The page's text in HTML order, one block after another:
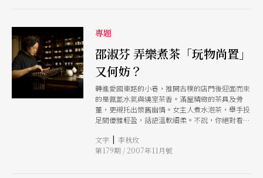
專題
邵淑芬 弄樂煮茶「玩物尚置」
又何妨？
轉進愛國東路的小巷，推開古樸的店門後迎面而來
的是氤氳水氣與繞室茶香。滿屋精緻的茶具及骨
董，更襯托出懷舊幽情。女主人煮水泡茶，舉手投
足間優雅輕盈，話語溫軟細柔。不說，你絕對看不
收音的女主人，正是樂團中最大聲量的製造者現任
國家國樂團打擊樂手的邵淑芬。
文字 | 李秋玫
第179期 / 2007年11月號